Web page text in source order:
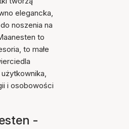
elegancka,
noszenia na
to
to małe
i osobowości
-